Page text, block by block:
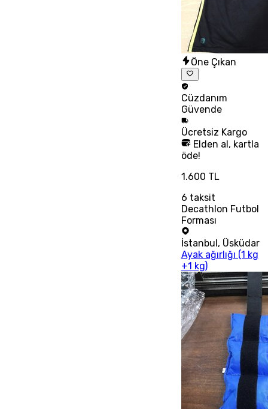
Öne Çıkan
Cüzdanım
Güvende
Ücretsiz Kargo
Elden al, kartla
öde!
1.600 TL
6 taksit
Decathlon Futbol
Forması
İstanbul , Üsküdar
Ayak ağırlığı (1 kg
+1 kg)